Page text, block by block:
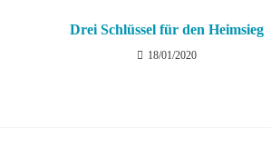
Drei Schlüssel für den Heimsieg
18/01/2020